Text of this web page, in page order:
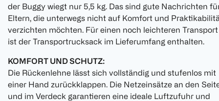
der Buggy wiegt nur 5,5 kg. Das sind gute Nachrichten
Eltern, die unterwegs nicht auf Komfort und
verzichten möchten. Für einen noch leichteren Transport
ist der Transportrucksack im Lieferumfang enthalten.
KOMFORT UND SCHUTZ:
Die Rückenlehne lässt sich vollständig und stufenlos mit
einer Hand zurückklappen. Die Netzeinsätze an den
und im Verdeck garantieren eine ideale Luftzufuhr und